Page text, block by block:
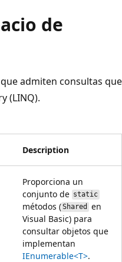
de
admiten consultas que
(LINQ).
Description
Proporciona un
conjunto de static
métodos (Shared
en
Visual Basic) para
consultar objetos que
implementan
IEnumerable<T>.